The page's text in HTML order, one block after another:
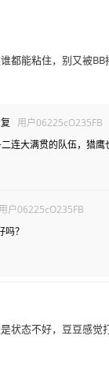
都能粘住，别又被BB
用户06225cO235FB
连大满贯的队伍，猎鹰
用户06225cO235FB
？
状态不好，豆豆感觉